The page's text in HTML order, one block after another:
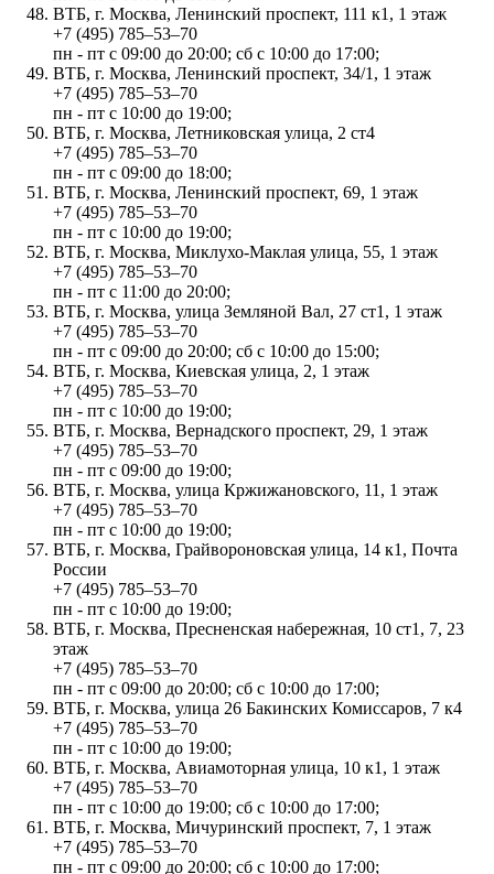
ВТБ, г. Москва, Ленинский проспект, 111 к1, 1 этаж
+7 (495) 785‒53‒70
пн - пт с 09:00 до 20:00; сб с 10:00 до 17:00;
ВТБ, г. Москва, Ленинский проспект, 34/1, 1 этаж
+7 (495) 785‒53‒70
пн - пт с 10:00 до 19:00;
ВТБ, г. Москва, Летниковская улица, 2 ст4
+7 (495) 785‒53‒70
пн - пт с 09:00 до 18:00;
ВТБ, г. Москва, Ленинский проспект, 69, 1 этаж
+7 (495) 785‒53‒70
пн - пт с 10:00 до 19:00;
ВТБ, г. Москва, Миклухо-Маклая улица, 55, 1 этаж
+7 (495) 785‒53‒70
пн - пт с 11:00 до 20:00;
ВТБ, г. Москва, улица Земляной Вал, 27 ст1, 1 этаж
+7 (495) 785‒53‒70
пн - пт с 09:00 до 20:00; сб с 10:00 до 15:00;
ВТБ, г. Москва, Киевская улица, 2, 1 этаж
+7 (495) 785‒53‒70
пн - пт с 10:00 до 19:00;
ВТБ, г. Москва, Вернадского проспект, 29, 1 этаж
+7 (495) 785‒53‒70
пн - пт с 09:00 до 19:00;
ВТБ, г. Москва, улица Кржижановского, 11, 1 этаж
+7 (495) 785‒53‒70
пн - пт с 10:00 до 19:00;
ВТБ, г. Москва, Грайвороновская улица, 14 к1, Почта
России
+7 (495) 785‒53‒70
пн - пт с 10:00 до 19:00;
ВТБ, г. Москва, Пресненская набережная, 10 ст1, 7, 23
этаж
+7 (495) 785‒53‒70
пн - пт с 09:00 до 20:00; сб с 10:00 до 17:00;
ВТБ, г. Москва, улица 26 Бакинских Комиссаров, 7 к4
+7 (495) 785‒53‒70
пн - пт с 10:00 до 19:00;
ВТБ, г. Москва, Авиамоторная улица, 10 к1, 1 этаж
+7 (495) 785‒53‒70
пн - пт с 10:00 до 19:00; сб с 10:00 до 17:00;
ВТБ, г. Москва, Мичуринский проспект, 7, 1 этаж
+7 (495) 785‒53‒70
пн - пт с 09:00 до 20:00; сб с 10:00 до 17:00;